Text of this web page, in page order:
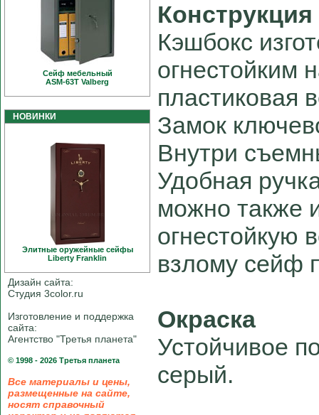
Сейф мебельный
ASM-63T Valberg
НОВИНКИ
Элитные оружейные сейфы
Liberty Franklin
Дизайн сайта:
Студия 3color.ru
Изготовление и поддержка
сайта:
Агентство "Третья планета"
© 1998 - 2026 Третья планета
Все материалы и цены,
размещенные на сайте,
носят справочный
Конструкция
Кэшбокс
огнестойким
пластиковая
Замок
Внутри
Удобная
можно также
огнестойкую
взлому сейф
Окраска
Устойчивое
серый.